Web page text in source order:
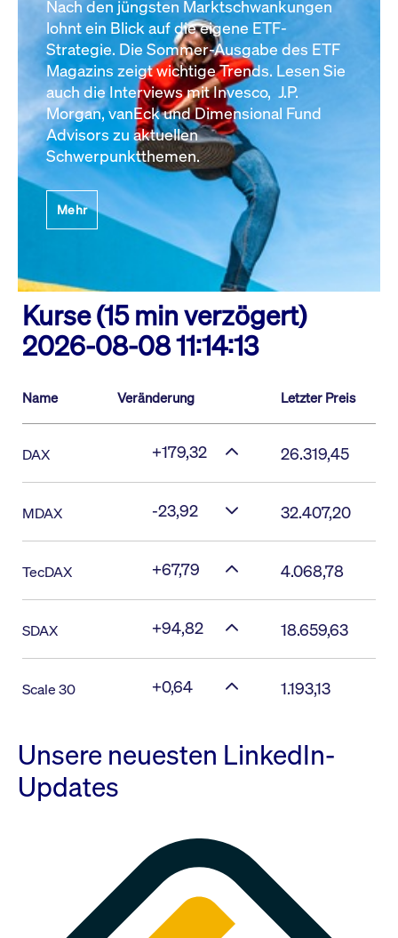
Nach den jüngsten Marktschwankungen
lohnt ein Blick auf die eigene ETF-
Strategie. Die Sommer-Ausgabe des ETF
Magazins zeigt wichtige Trends. Lesen Sie
auch die Interviews mit Invesco, J.P.
Morgan, vanEck und Dimensional Fund
Advisors zu aktuellen
Schwerpunktthemen.
Mehr
Kurse (15 min verzögert)
2026-08-08 11:14:13
Name Veränderung Letzter Preis
DAX +179,32 26.319,45
MDAX -23,92 32.407,20
TecDAX +67,79 4.068,78
SDAX +94,82 18.659,63
Scale 30 +0,64 1.193,13
Unsere neuesten LinkedIn-
Updates